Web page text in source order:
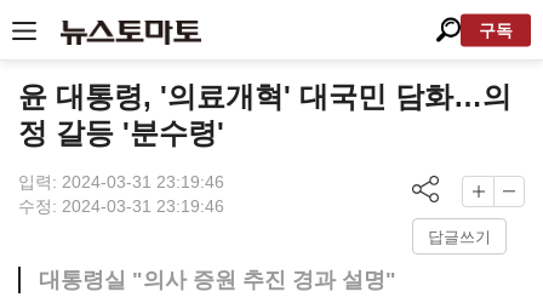
구독
윤 대통령, '의료개혁' 대국민 담화…의
정 갈등 '분수령'
입력: 2024-03-31 23:19:46
수정: 2024-03-31 23:19:46
답글쓰기
대통령실 "의사 증원 추진 경과 설명"